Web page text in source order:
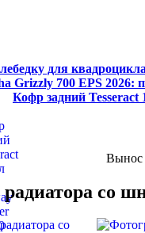
для
Grizzly 700 EPS 2026:
Кофр задний
Вынос
со